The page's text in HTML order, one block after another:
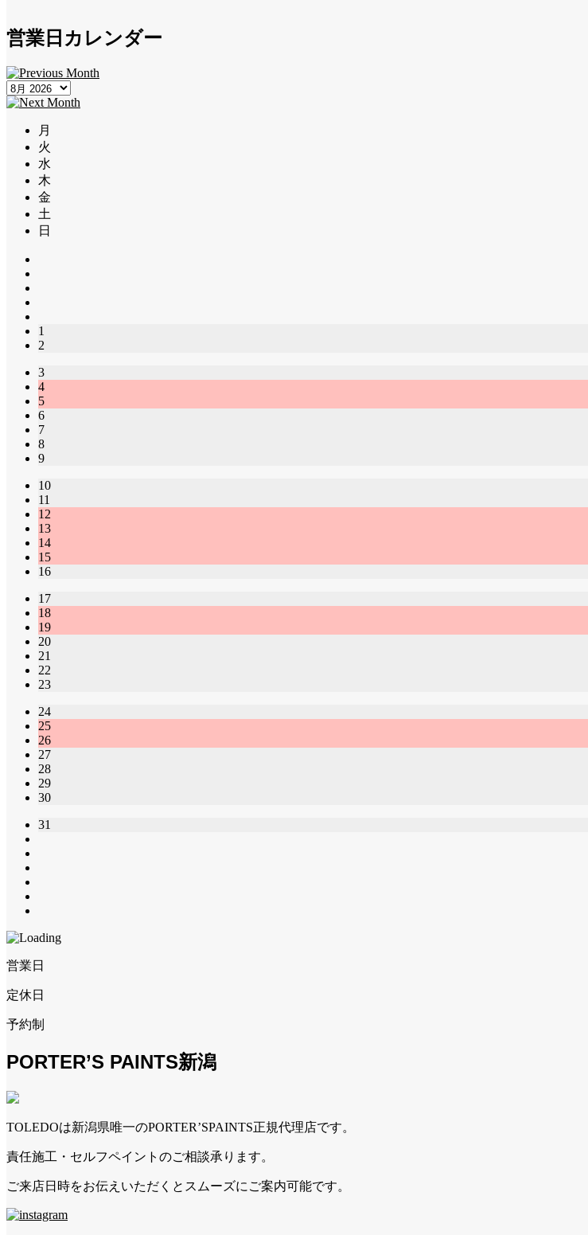
営業日カレンダー
月
火
水
木
金
土
日
1
2
3
4
5
6
7
8
9
10
11
12
13
14
15
16
17
18
19
20
21
22
23
24
25
26
27
28
29
30
31
営業日
定休日
予約制
PORTER’S PAINTS新潟
TOLEDOは新潟県唯一のPORTER’SPAINTS正規代理店です。
責任施工・セルフペイントのご相談承ります。
ご来店日時をお伝えいただくとスムーズにご案内可能です。